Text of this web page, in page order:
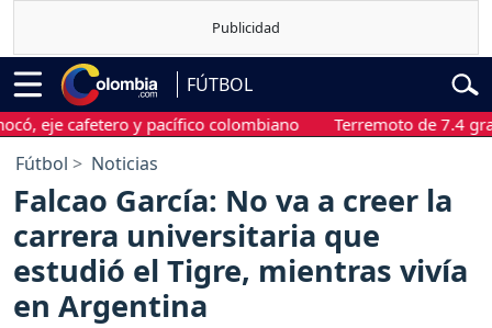
FÚTBOL
cafetero y pacífico colombiano Terremoto de 7.4 grados
Fútbol Noticias
Falcao García: No va a creer la
carrera universitaria que
estudió el Tigre, mientras vivía
en Argentina